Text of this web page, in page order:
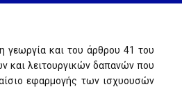
γεωργία και του άρθρου 41 του
και λειτουργικών δαπανών που
εφαρμογής των ισχυουσών